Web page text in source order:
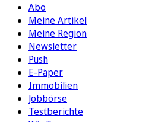
Abo
Meine Artikel
Meine Region
Newsletter
Push
E-Paper
Immobilien
Jobbörse
Testberichte